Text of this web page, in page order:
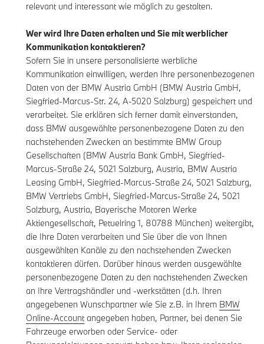
relevant und interessant wie möglich zu gestalten.
Wer wird Ihre Daten erhalten und Sie mit werblicher
Kommunikation kontaktieren?
Sofern Sie in unsere personalisierte werbliche
Kommunikation einwilligen, werden Ihre personenbezogenen
Daten von der BMW Austria GmbH (BMW Austria GmbH,
Siegfried-Marcus-Str. 24, A-5020 Salzburg) gespeichert und
verarbeitet. Sie erklären sich ferner damit einverstanden,
dass BMW ausgewählte personenbezogene Daten zu den
nachstehenden Zwecken an bestimmte BMW Group
Gesellschaften (BMW Austria Bank GmbH, Siegfried-
Marcus-Straße 24, 5021 Salzburg, Austria, BMW Austria
Leasing GmbH, Siegfried-Marcus-Straße 24, 5021 Salzburg,
BMW Vertriebs GmbH, Siegfried-Marcus-Straße 24, 5021
Salzburg, Austria, Bayerische Motoren Werke
Aktiengesellschaft, Petuelring 1, 80788 München) weitergibt,
die Ihre Daten verarbeiten und Sie über die von Ihnen
ausgewählten Kanäle zu den nachstehenden Zwecken
kontaktieren dürfen. Darüber hinaus werden ausgewählte
personenbezogene Daten zu den nachstehenden Zwecken
an Ihre Vertragshändler und -werkstätten (d.h. Ihren
angegebenen Wunschpartner wie Sie z.B. in Ihrem BMW
Online-Accountangegeben haben, Partner, bei denen Sie
Fahrzeuge erworben oder Service- oder